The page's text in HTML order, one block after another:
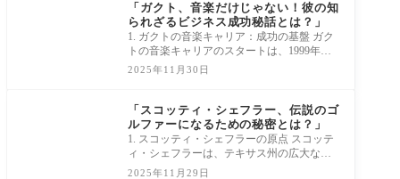
「ガクト、音楽だけじゃない！彼の知
られざるビジネス成功秘話とは？」
1. ガクトの音楽キャリア：成功の基盤 ガク
トの音楽キャリアのスタートは、1999年の
シングル「愛の歌」で、彼は瞬く間に日本
2025年11月30日
「スコッティ・シェフラー、伝説のゴ
ルファーになるための秘密とは？」
1. スコッティ・シェフラーの原点 スコッテ
ィ・シェフラーは、テキサス州の広大な土
地で育ち、幼少期からゴルフに魅了されて
2025年11月29日